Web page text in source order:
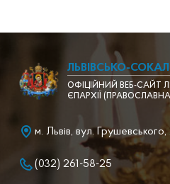
ЛЬВІВСЬКО-
ОФІЦІЙНИЙ ВЕБ-САЙТ
ЄПАРХІЇ
м. Львів, вул. Грушевського,
(032) 261-58-25